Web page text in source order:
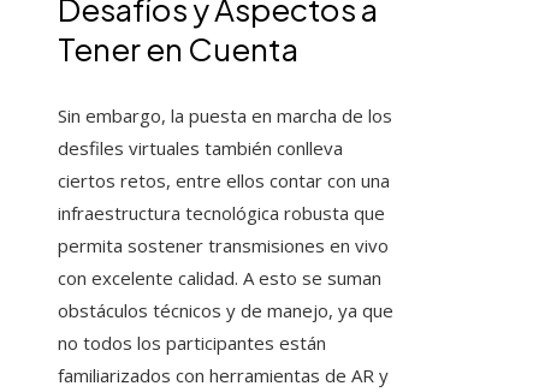
Desafíos y Aspectos a
Tener en Cuenta
Sin embargo, la puesta en marcha de los
desfiles virtuales también conlleva
ciertos retos, entre ellos contar con una
infraestructura tecnológica robusta que
permita sostener transmisiones en vivo
con excelente calidad. A esto se suman
obstáculos técnicos y de manejo, ya que
no todos los participantes están
familiarizados con herramientas de AR y